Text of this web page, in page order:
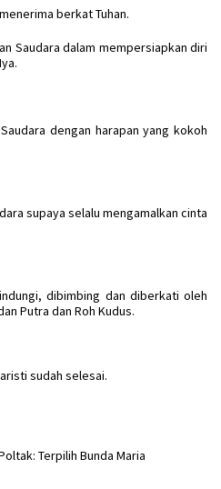
berkat Tuhan.
Saudara dalam mempersiapkan diri
dengan harapan yang kokoh
supaya selalu mengamalkan cinta
dibimbing dan diberkati oleh
Putra dan Roh Kudus.
sudah selesai.
Terpilih Bunda Maria